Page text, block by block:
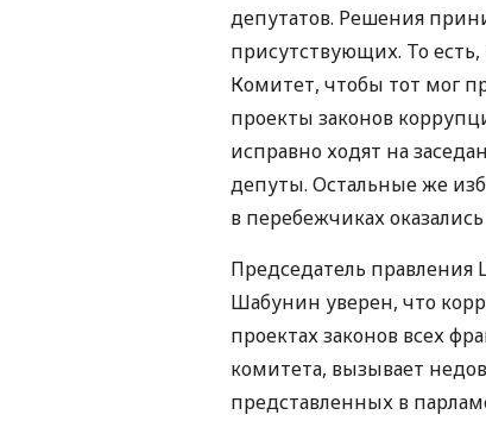
депутатов. Решения
присутствующих. То
Комитет, чтобы тот мог
проекты законов
исправно ходят на
депуты. Остальные же
в перебежчиках
Председатель
Шабунин уверен, что
проектах законов всех
комитета, вызывает
представленных в